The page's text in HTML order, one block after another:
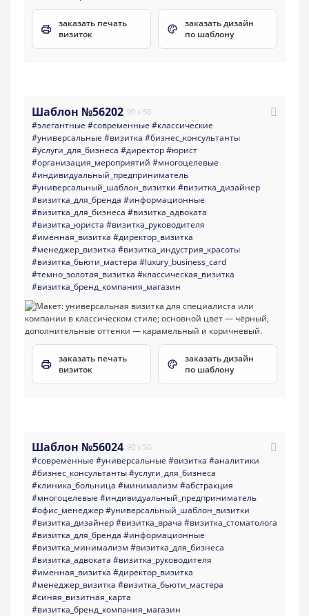
заказать печать
визиток
заказать дизайн
по шаблону
Шаблон №56202 90 x 50
#элегантные #современные #классические
#универсальные #визитка #бизнес_консультанты
#услуги_для_бизнеса #директор#юрист
#организация_мероприятий #многоцелевые
#индивидуальный_предприниматель
#универсальный_шаблон_визитки #визитка_дизайнер
#визитка_для_бренда #информационные
#визитка_для_бизнеса #визитка_адвоката
#визитка_юриста #визитка_руководителя
#именная_визитка #директор_визитка
#менеджер_визитка #визитка_индустрия_красоты
#визитка_бьюти_мастера #luxury_business_card
#темно_золотая_визитка #классическая_визитка
#визитка_бренд_компания_магазин
заказать печать
визиток
заказать дизайн
по шаблону
Шаблон №56024 90 x 50
#современные #универсальные #визитка #аналитики
#бизнес_консультанты#услуги_для_бизнеса
#клиника_больница #минимализм #абстракция
#многоцелевые #индивидуальный_предприниматель
#офис_менеджер#универсальный_шаблон_визитки
#визитка_дизайнер#визитка_врача #визитка_стоматолога
#визитка_для_бренда #информационные
#визитка_минимализм #визитка_для_бизнеса
#визитка_адвоката #визитка_руководителя
#именная_визитка #директор_визитка
#менеджер_визитка #визитка_бьюти_мастера
#синяя_визитная_карта
#визитка_бренд_компания_магазин